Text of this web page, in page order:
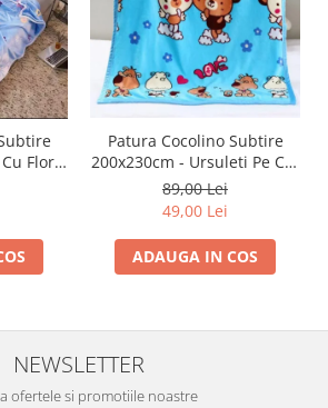
Flori
Patura Cocolino Subtire
200x230cm - Ursuleti Pe Cer
Albastru
89,00 Lei
49,00 Lei
ADAUGA IN COS
NEWSLETTER
ofertele si promotiile noastre